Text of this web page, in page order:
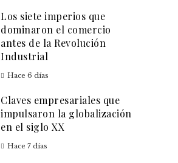
Los siete imperios que
dominaron el comercio
antes de la Revolución
Industrial
Hace 6 días
Claves empresariales que
impulsaron la globalización
en el siglo XX
Hace 7 días